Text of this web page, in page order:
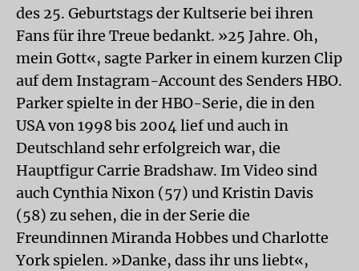
des 25. Geburtstags der Kultserie bei ihren
Fans für ihre Treue bedankt. »25 Jahre. Oh,
mein Gott«, sagte Parker in einem kurzen Clip
auf dem Instagram-Account des Senders HBO.
Parker spielte in der HBO-Serie, die in den
USA von 1998 bis 2004 lief und auch in
Deutschland sehr erfolgreich war, die
Hauptfigur Carrie Bradshaw. Im Video sind
auch Cynthia Nixon (57) und Kristin Davis
(58) zu sehen, die in der Serie die
Freundinnen Miranda Hobbes und Charlotte
York spielen. »Danke, dass ihr uns liebt«,